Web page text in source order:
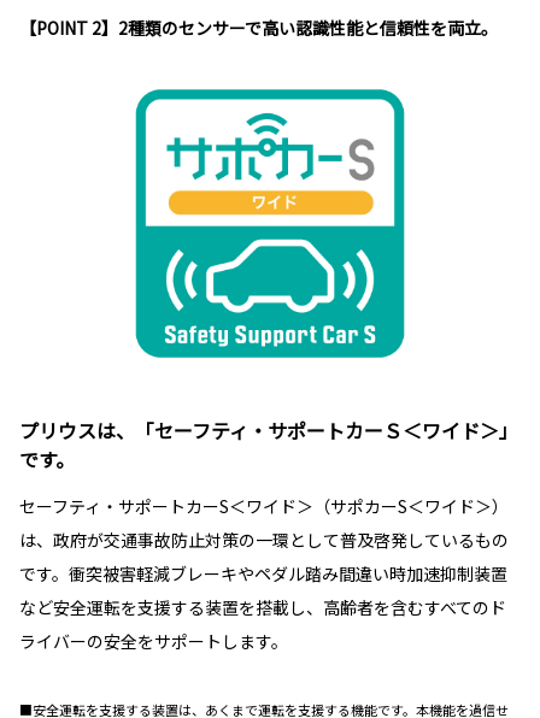
【POINT 2】2種類のセンサーで高い認識性能と信頼性を両立。
プリウスは、「セーフティ・サポートカーＳ＜ワイド＞」
です。
セーフティ・サポートカーS＜ワイド＞（サポカーS＜ワイド＞）
は、政府が交通事故防止対策の一環として普及啓発しているもの
です。衝突被害軽減ブレーキやペダル踏み間違い時加速抑制装置
など安全運転を支援する装置を搭載し、高齢者を含むすべてのド
ライバーの安全をサポートします。
■安全運転を支援する装置は、あくまで運転を支援する機能です。本機能を過信せ